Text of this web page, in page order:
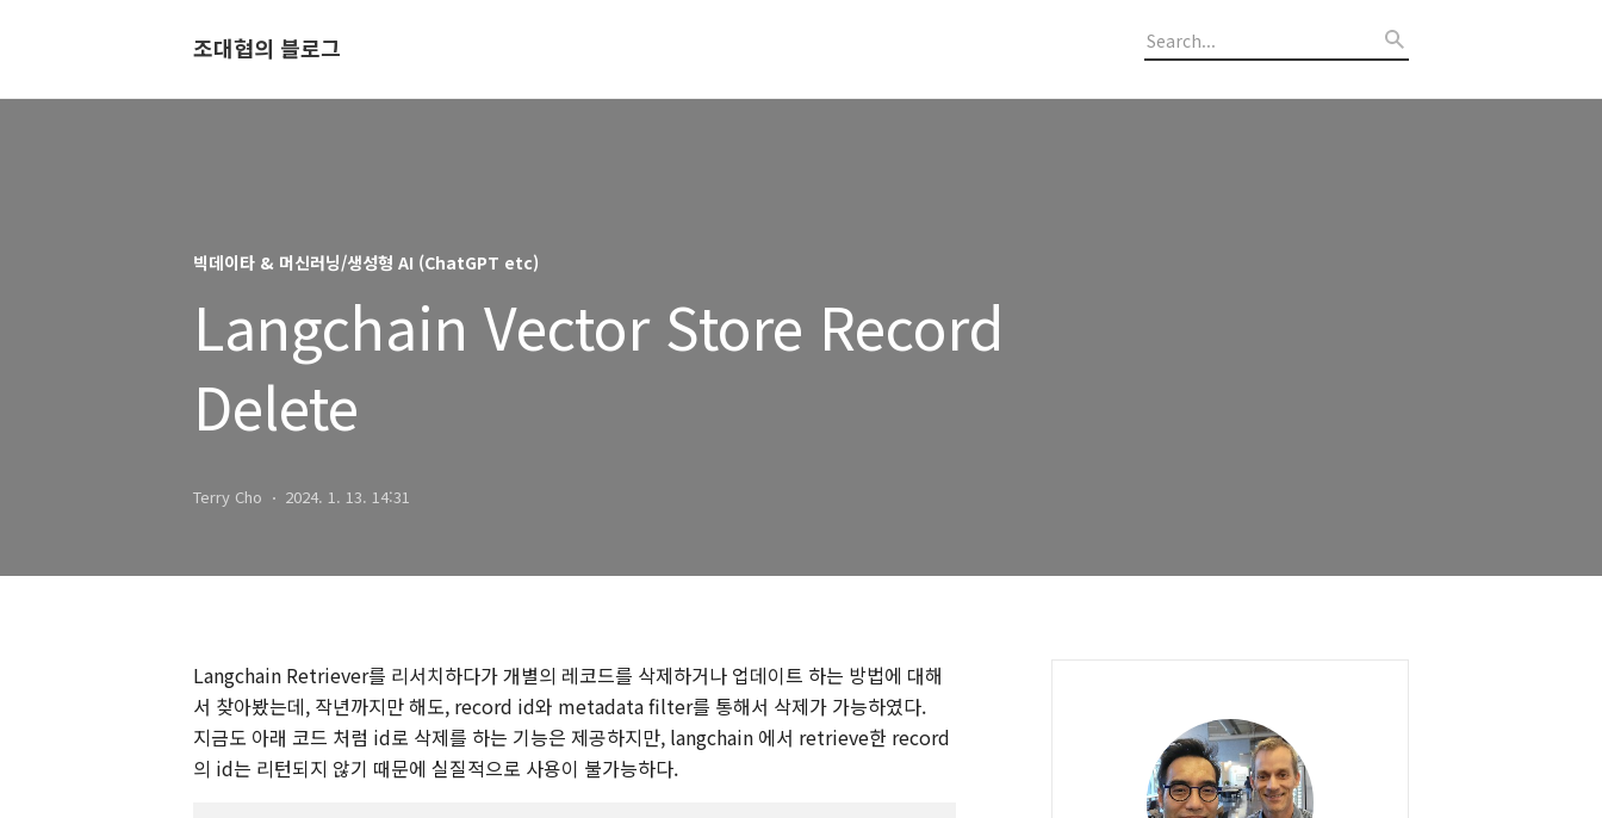
조대협의 블로그
빅데이타 & 머신러닝/생성형 AI (ChatGPT etc)
Langchain Vector Store Record
Delete
Terry Cho 2024. 1. 13. 14:31
Langchain Retriever를 리서치하다가 개별의 레코드를 삭제하거나 업데이트 하는 방법에 대해
서 찾아봤는데, 작년까지만 해도, record id와 metadata filter를 통해서 삭제가 가능하였다.
지금도 아래 코드 처럼 id로 삭제를 하는 기능은 제공하지만, langchain 에서 retrieve한 record
의 id는 리턴되지 않기 때문에 실질적으로 사용이 불가능하다.